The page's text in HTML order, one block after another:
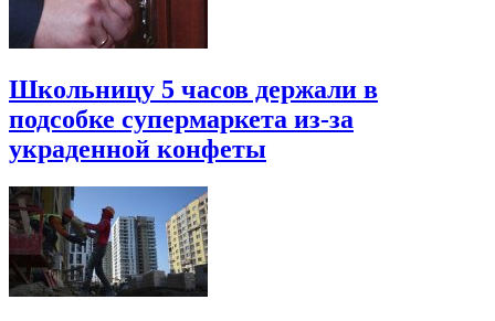
Школьницу 5 часов держали в
подсобке супермаркета из-за
украденной конфеты